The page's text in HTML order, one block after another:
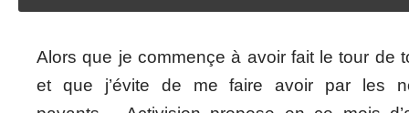
Alors que je commençe à avoir fait le tour de
et que j’évite de me faire avoir par les